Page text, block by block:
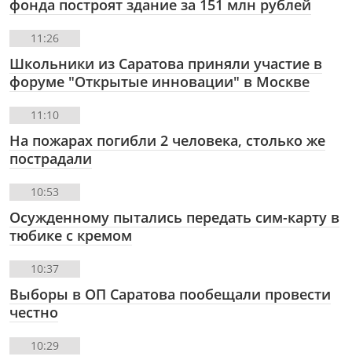
фонда построят здание за 151 млн рублей
11:26
Школьники из Саратова приняли участие в
форуме "Открытые инновации" в Москве
11:10
На пожарах погибли 2 человека, столько же
пострадали
10:53
Осужденному пытались передать сим-карту в
тюбике с кремом
10:37
Выборы в ОП Саратова пообещали провести
честно
10:29